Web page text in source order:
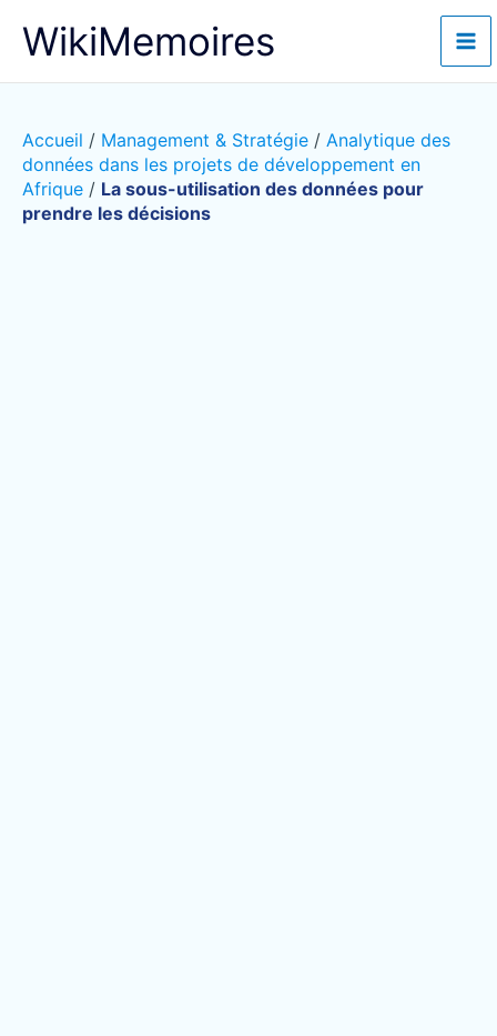
WikiMemoires
Accueil / Management & Stratégie / Analytique des
données dans les projets de développement en
Afrique / La sous-utilisation des données pour
prendre les décisions